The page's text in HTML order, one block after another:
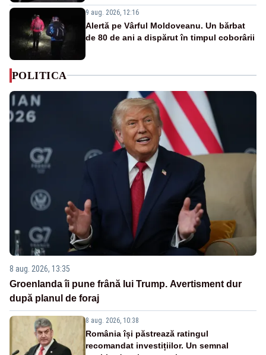
9 aug. 2026, 12:16
Alertă pe Vârful Moldoveanu. Un bărbat
de 80 de ani a dispărut în timpul coborârii
POLITICA
8 aug. 2026, 13:35
Groenlanda îi pune frână lui Trump. Avertisment dur
după planul de foraj
8 aug. 2026, 10:38
România își păstrează ratingul
recomandat investițiilor. Un semnal